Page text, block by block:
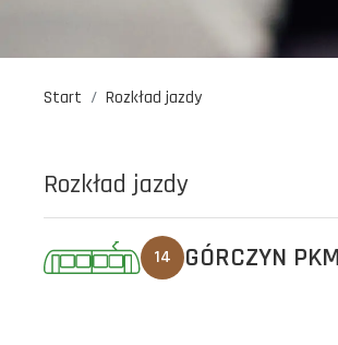
Start Rozkład jazdy
Rozkład jazdy
14 GÓRCZYN